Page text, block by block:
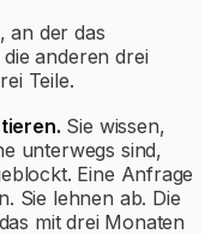
an der das
anderen drei
Teile.
Sie wissen,
unterwegs sind,
Eine Anfrage
Sie lehnen ab. Die
mit drei Monaten